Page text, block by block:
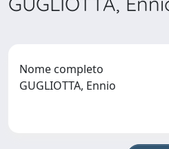
Nome completo
GUGLIOTTA, Ennio